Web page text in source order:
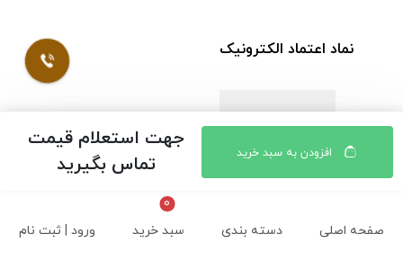
صفحه اصلی دسته بندی سبد خرید ورود | ثبت نام
افزودن به سبد خرید
جهت استعلام قیمت
تماس بگیرید
نماد اعتماد الکترونیک
© کلیه حقوق مادی و معنوی محتویات سایت فروشگاه اینترنتی